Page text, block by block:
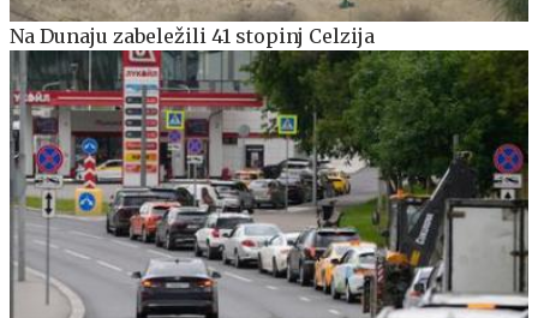
Na Dunaju zabeležili 41 stopinj Celzija